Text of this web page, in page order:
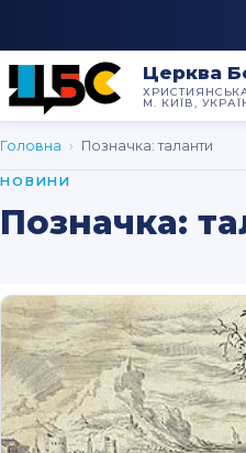
Церква
М. КИЇВ,
Головна › Позначка:таланти
НОВИНИ
Позначка: